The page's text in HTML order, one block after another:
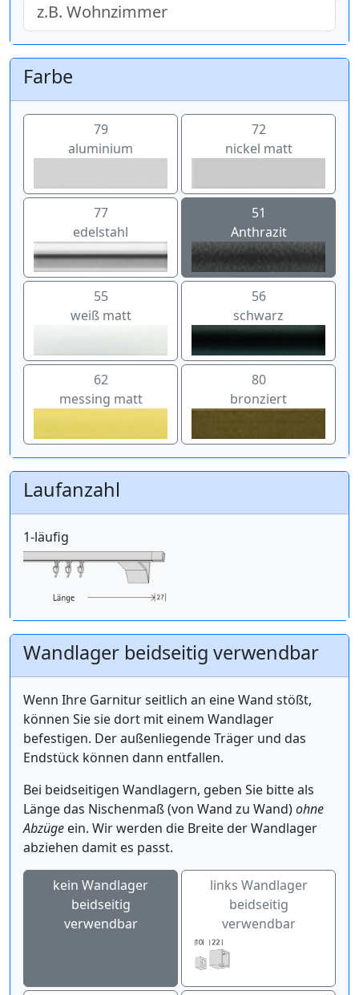
Farbe
79
aluminium
72
nickel matt
77
edelstahl
51
Anthrazit
55
weiß matt
56
schwarz
62
messing matt
80
bronziert
Laufanzahl
1-läufig
Wandlager beidseitig verwendbar
Wenn Ihre Garnitur seitlich an eine Wand stößt,
können Sie sie dort mit einem Wandlager
befestigen. Der außenliegende Träger und das
Endstück können dann entfallen.
Bei beidseitigen Wandlagern, geben Sie bitte als
Länge das Nischenmaß (von Wand zu Wand)ohne
Abzüge ein. Wir werden die Breite der Wandlager
abziehen damit es passt.
kein Wandlager
beidseitig
verwendbar
links Wandlager
beidseitig
verwendbar